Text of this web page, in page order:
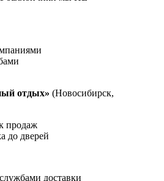
отдых» (Новосибирск,
продаж
до дверей
доставки